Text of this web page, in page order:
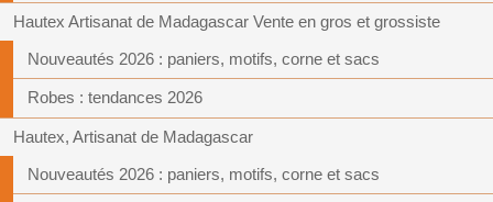
Hautex Artisanat de Madagascar Vente en gros et grossiste
Nouveautés 2026 : paniers, motifs, corne et sacs
Robes : tendances 2026
Hautex, Artisanat de Madagascar
Nouveautés 2026 : paniers, motifs, corne et sacs